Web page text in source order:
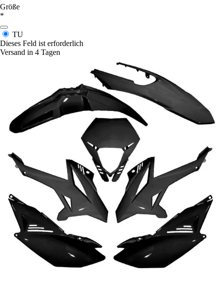
Größe
*
TU
Dieses Feld ist erforderlich
Versand in 4 Tagen